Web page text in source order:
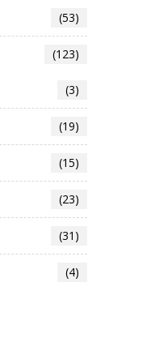
(53)
(123)
(3)
(19)
(15)
(23)
(31)
(4)